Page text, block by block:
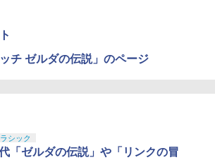
チ ゼルダの伝説」のページ
シック
「ゼルダの伝説」や「リンクの冒